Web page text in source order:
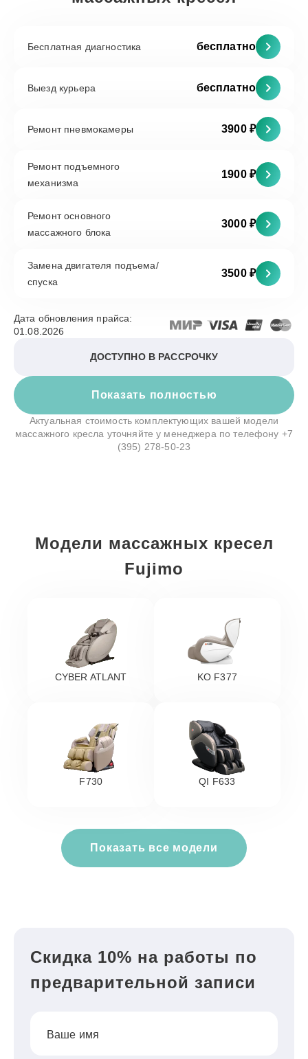
Бесплатная диагностика бесплатно
Выезд курьера бесплатно
Ремонт пневмокамеры 3900 ₽
Ремонт подъемного
механизма
1900 ₽
Ремонт основного
массажного блока
3000 ₽
Замена двигателя подъема/
спуска
3500 ₽
Показать полностью
Дата обновления прайса:
01.08.2026
ДОСТУПНО В РАССРОЧКУ
Актуальная стоимость комплектующих вашей модели
массажного кресла уточняйте у менеджера по телефону +7
(395) 278-50-23
Модели массажных кресел
Fujimo
CYBER ATLANT KO F377
F730 QI F633
Показать все модели
Скидка 10% на работы по
предварительной записи
Ваше имя